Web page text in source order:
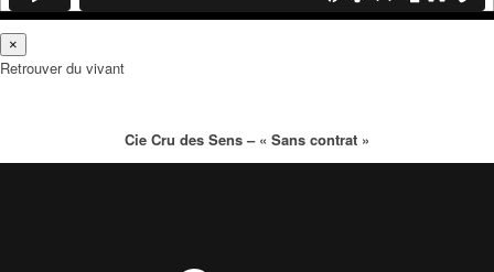
×
Retrouver du vivant
Cie Cru des Sens – « Sans contrat »